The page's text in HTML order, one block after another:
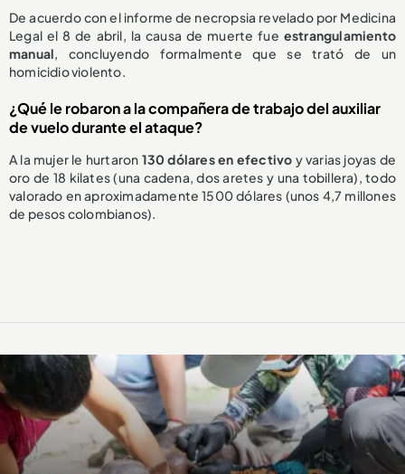
De acuerdo con el informe de necropsia revelado por Medicina
Legal el 8 de abril, la causa de muerte fue estrangulamiento
manual, concluyendo formalmente que se trató de un
homicidio violento.
¿Qué le robaron a la compañera de trabajo del auxiliar
de vuelo durante el ataque?
A la mujer le hurtaron 130 dólares en efectivo y varias joyas de
oro de 18 kilates (una cadena, dos aretes y una tobillera), todo
valorado en aproximadamente 1500 dólares (unos 4,7 millones
de pesos colombianos).